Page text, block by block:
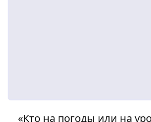
«Кто на погоды или на